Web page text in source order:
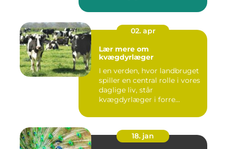
02. apr
Lær mere om
kvægdyrlæger
I en verden, hvor landbruget
spiller en central rolle i vores
daglige liv, står
kvægdyrlæger i forre...
18. jan